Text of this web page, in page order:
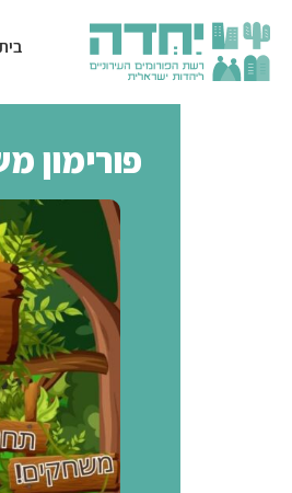
פורימון